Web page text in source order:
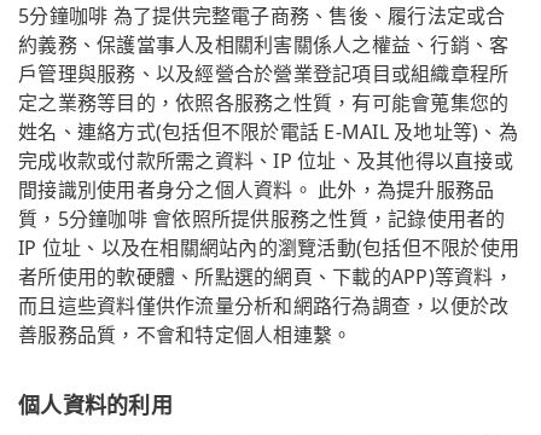
5分鐘咖啡 為了提供完整電子商務、售後、履行法定或合
約義務、保護當事人及相關利害關係人之權益、行銷、客
戶管理與服務、以及經營合於營業登記項目或組織章程所
定之業務等目的，依照各服務之性質，有可能會蒐集您的
姓名、連絡方式(包括但不限於電話 E-MAIL 及地址等)、為
完成收款或付款所需之資料、IP 位址、及其他得以直接或
間接識別使用者身分之個人資料。 此外，為提升服務品
質，5分鐘咖啡 會依照所提供服務之性質，記錄使用者的
IP 位址、以及在相關網站內的瀏覽活動(包括但不限於使用
者所使用的軟硬體、所點選的網頁、下載的APP)等資料，
而且這些資料僅供作流量分析和網路行為調查，以便於改
善服務品質，不會和特定個人相連繫。
個人資料的利用